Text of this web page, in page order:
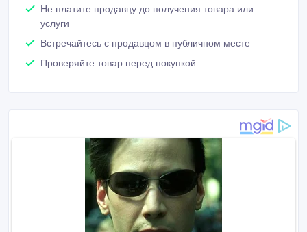
Не платите продавцу до получения товара или
услуги
Встречайтесь с продавцом в публичном месте
Проверяйте товар перед покупкой